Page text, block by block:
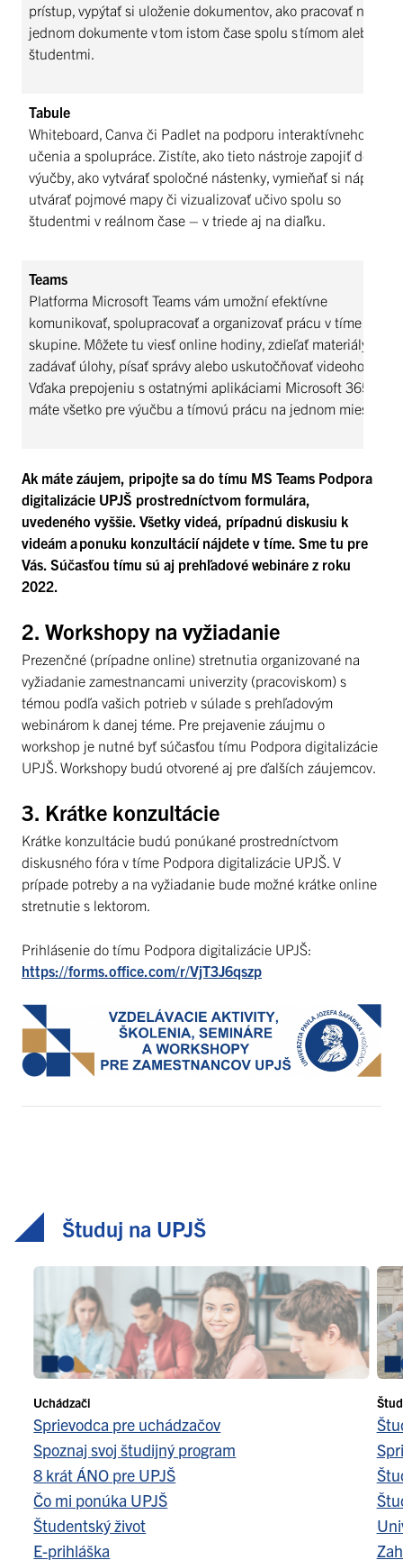
prístup, vypýtať si uloženie dokumentov, ako pracovať na
jednom dokumente v tom istom čase spolu s tímom alebo
študentmi.
Tabule
Whiteboard, Canva či Padlet na podporu interaktívneho
učenia a spolupráce. Zistíte, ako tieto nástroje zapojiť do
výučby, ako vytvárať spoločné nástenky, vymieňať si nápady,
utvárať pojmové mapy či vizualizovať učivo spolu so
študentmi v reálnom čase – v triede aj na diaľku.
Teams
Platforma Microsoft Teams vám umožní efektívne
komunikovať, spolupracovať a organizovať prácu v tíme či
skupine. Môžete tu viesť online hodiny, zdieľať materiály,
zadávať úlohy, písať správy alebo uskutočňovať videohovory.
Vďaka prepojeniu s ostatnými aplikáciami Microsoft 365
máte všetko pre výučbu a tímovú prácu na jednom mieste.
Ak máte záujem, pripojte sa do tímu MS Teams Podpora
digitalizácie UPJŠ prostredníctvom formulára,
uvedeného vyššie. Všetky videá, prípadnú diskusiu k
videám a ponuku konzultácií nájdete v tíme. Sme tu pre
Vás. Súčasťou tímu sú aj prehľadové webináre z roku
2022.
2. Workshopy na vyžiadanie
Prezenčné (prípadne online) stretnutia organizované na
vyžiadanie zamestnancami univerzity (pracoviskom) s
témou podľa vašich potrieb v súlade s prehľadovým
webinárom k danej téme. Pre prejavenie záujmu o
workshop je nutné byť súčasťou tímu Podpora digitalizácie
UPJŠ. Workshopy budú otvorené aj pre ďalších záujemcov.
3. Krátke konzultácie
Krátke konzultácie budú ponúkané prostredníctvom
diskusného fóra v tíme Podpora digitalizácie UPJŠ. V
prípade potreby a na vyžiadanie bude možné krátke online
stretnutie s lektorom.
Prihlásenie do tímu Podpora digitalizácie UPJŠ:
https://forms.office.com/r/VjT3J6qszp
Študuj na UPJŠ
Uchádzači
Sprievodca pre uchádzačov
Spoznaj svoj študijný program
8 krát ÁNO pre UPJŠ
Čo mi ponúka UPJŠ
Študentský život
E-prihláška